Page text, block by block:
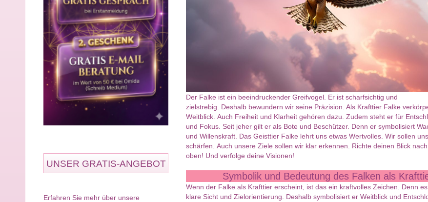
UNSER GRATIS-ANGEBOT
Erfahren Sie mehr über unsere
Der Falke ist ein beeindruckender Greifvogel. Er ist scharfsichtig und
zielstrebig. Deshalb bewundern wir seine Präzision. Als Krafttier Falke
Weitblick. Auch Freiheit und Klarheit gehören dazu. Zudem steht er für
und Fokus. Seit jeher gilt er als Bote und Beschützer. Denn er symbolisiert
und Willenskraft. Das Geisttier Falke lehrt uns etwas Wertvolles. Wir sollen
schärfen. Auch unsere Ziele sollen wir klar erkennen. Richte deinen Blick nach
oben! Und verfolge deine Visionen!
Symbolik und Bedeutung des Falken als
Wenn der Falke als Krafttier erscheint, ist das ein kraftvolles Zeichen. Denn
klare Sicht und Zielorientierung. Deshalb symbolisiert er Weitblick und